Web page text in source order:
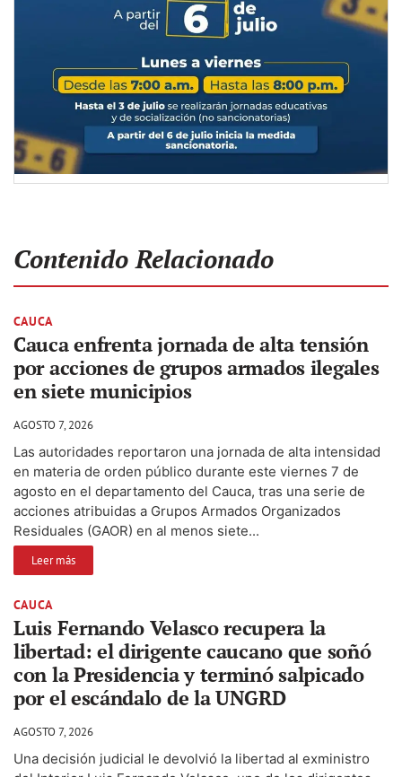
Contenido Relacionado
CAUCA
Cauca enfrenta jornada de alta tensión
por acciones de grupos armados ilegales
en siete municipios
AGOSTO 7, 2026
Las autoridades reportaron una jornada de alta intensidad
en materia de orden público durante este viernes 7 de
agosto en el departamento del Cauca, tras una serie de
acciones atribuidas a Grupos Armados Organizados
Residuales (GAOR) en al menos siete...
Leer más
CAUCA
Luis Fernando Velasco recupera la
libertad: el dirigente caucano que soñó
con la Presidencia y terminó salpicado
por el escándalo de la UNGRD
AGOSTO 7, 2026
Una decisión judicial le devolvió la libertad al exministro